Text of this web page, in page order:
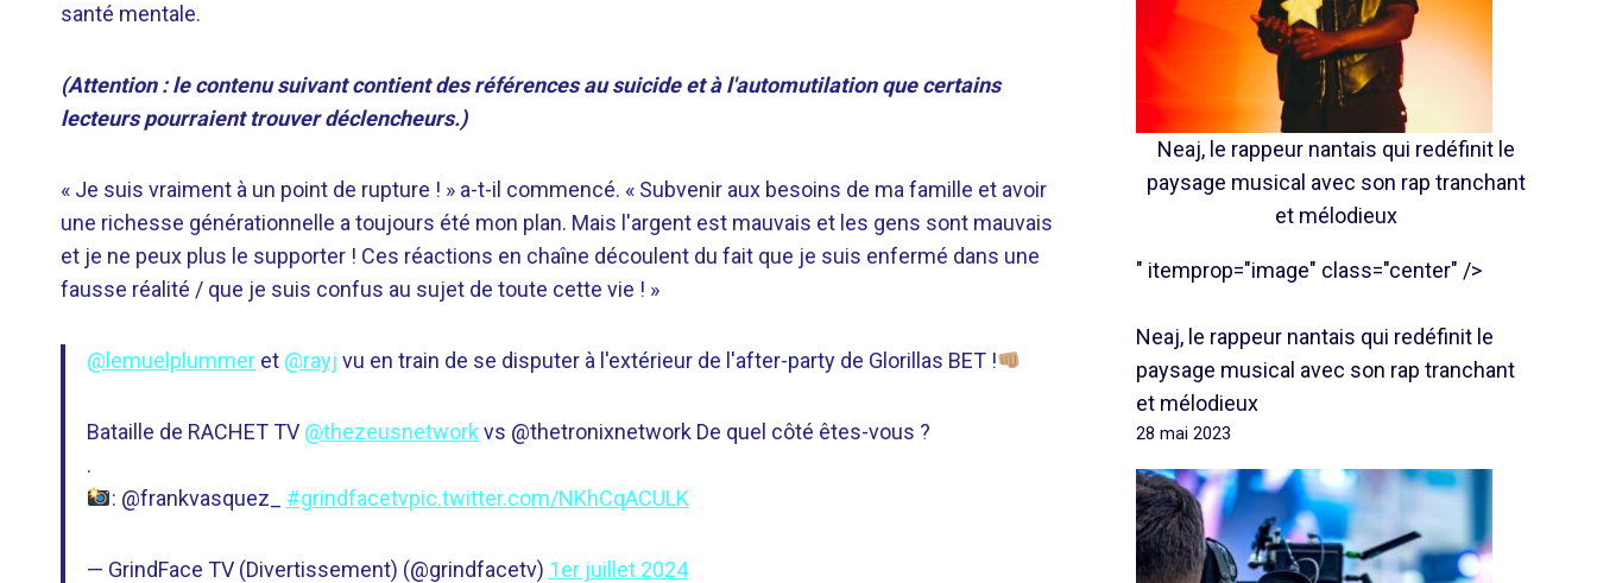
santé mentale.
(Attention : le contenu suivant contient des références au suicide et à l'automutilation que certains
lecteurs pourraient trouver déclencheurs.)
« Je suis vraiment à un point de rupture ! » a-t-il commencé. « Subvenir aux besoins de ma famille et avoir
une richesse générationnelle a toujours été mon plan. Mais l'argent est mauvais et les gens sont mauvais
et je ne peux plus le supporter ! Ces réactions en chaîne découlent du fait que je suis enfermé dans une
fausse réalité / que je suis confus au sujet de toute cette vie ! »
@lemuelplummer et @rayj vu en train de se disputer à l'extérieur de l'after-party de Glorillas BET !
Bataille de RACHET TV @thezeusnetwork vs @thetronixnetwork De quel côté êtes-vous ?
.
: @frankvasquez_ #grindfacetvpic.twitter.com/NKhCqACULK
— GrindFace TV (Divertissement) (@grindfacetv) 1er juillet 2024
Neaj, le rappeur nantais qui redéfinit le
paysage musical avec son rap tranchant
et mélodieux
" itemprop="image" class="center" />
Neaj, le rappeur nantais qui redéfinit le
paysage musical avec son rap tranchant
et mélodieux
28 mai 2023